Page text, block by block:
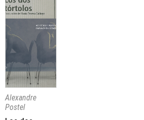
Alexandre
Postel